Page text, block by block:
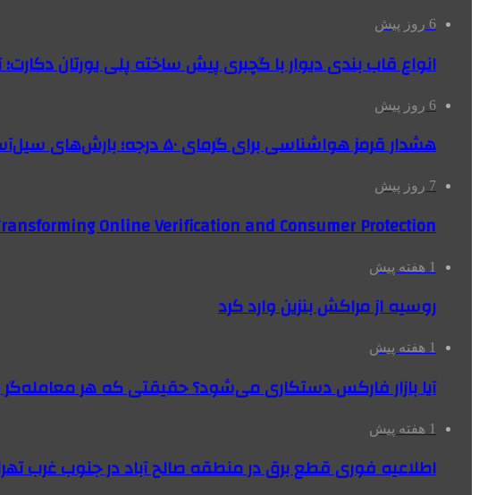
6 روز پیش
انواع قاب بندی دیوار با گچبری پیش ساخته پلی یورتان
6 روز پیش
هشدار قرمز هواشناسی برای گرمای ۵۰ درجه؛ بارش‌های سیل‌آسا در ۳ استان
7 روز پیش
Online Verification and Consumer Protection
1 هفته پیش
روسیه از مراکش بنزین وارد کرد
1 هفته پیش
آیا بازار فارکس دستکاری می‌شود؟ حقیقتی که هر معامله‌گر
1 هفته پیش
اطلاعیه فوری قطع برق در منطقه صالح آباد در جنوب غرب